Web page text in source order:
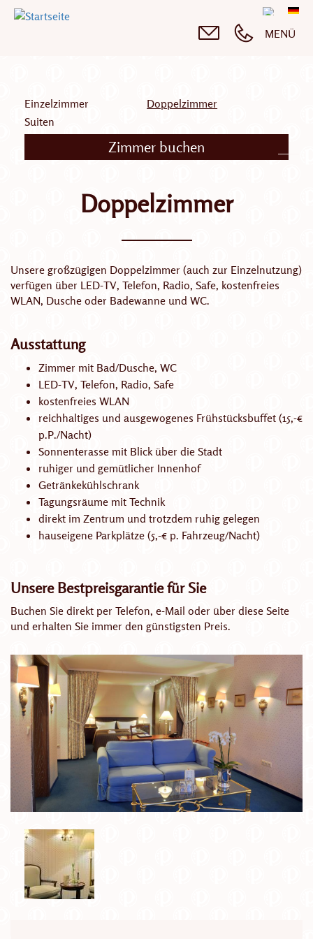
Direkt
zum
English
MENÜ
Einzelzimmer
Doppelzimmer
Suiten
Zimmer buchen
Doppelzimmer
Unsere großzügigen Doppelzimmer (auch zur Einzelnutzung)
verfügen über LED-TV, Telefon, Radio, Safe, kostenfreies
WLAN, Dusche oder Badewanne und WC.
Ausstattung
Zimmer mit Bad/Dusche, WC
LED-TV, Telefon, Radio, Safe
kostenfreies WLAN
reichhaltiges und ausgewogenes Frühstücksbuffet (15,-€
p.P./Nacht)
Sonnenterasse mit Blick über die Stadt
ruhiger und gemütlicher Innenhof
Getränkekühlschrank
Tagungsräume mit Technik
direkt im Zentrum und trotzdem ruhig gelegen
hauseigene Parkplätze (5,-€ p. Fahrzeug/Nacht)
Unsere Bestpreisgarantie für Sie
Buchen Sie direkt per Telefon, e-Mail oder über diese Seite
und erhalten Sie immer den günstigsten Preis.